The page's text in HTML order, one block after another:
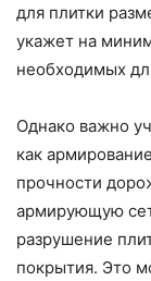
для плитки
укажет на
необходимых
Однако важно
как
прочности
армирующую
разрушение
покрытия. Это